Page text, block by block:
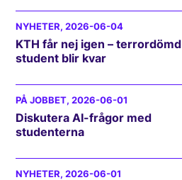
NYHETER, 2026-06-04
KTH får nej igen – terrordömd
student blir kvar
PÅ JOBBET, 2026-06-01
Diskutera AI-frågor med
studenterna
NYHETER, 2026-06-01